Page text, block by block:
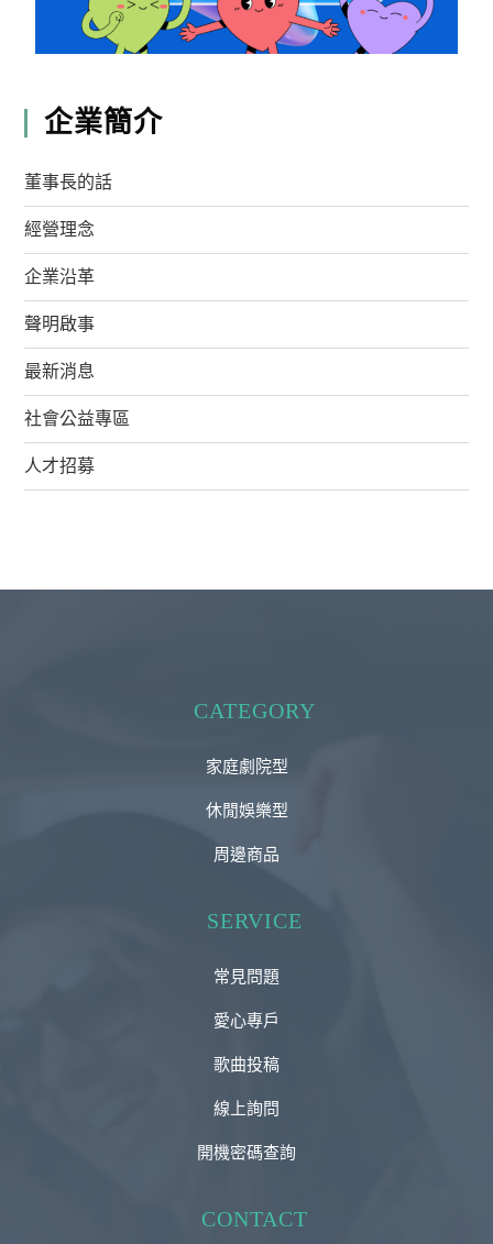
企業簡介
董事長的話
經營理念
企業沿革
聲明啟事
最新消息
社會公益專區
人才招募
CATEGORY
家庭劇院型
休閒娛樂型
周邊商品
SERVICE
常見問題
愛心專戶
歌曲投稿
線上詢問
開機密碼查詢
CONTACT